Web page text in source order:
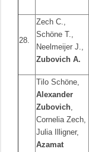
28.
Zech C.,
Schöne T.,
Neelmeijer J.,
Zubovich A.
Tilo Schöne,
Alexander
Zubovich,
Cornelia Zech,
Julia Illigner,
Azamat